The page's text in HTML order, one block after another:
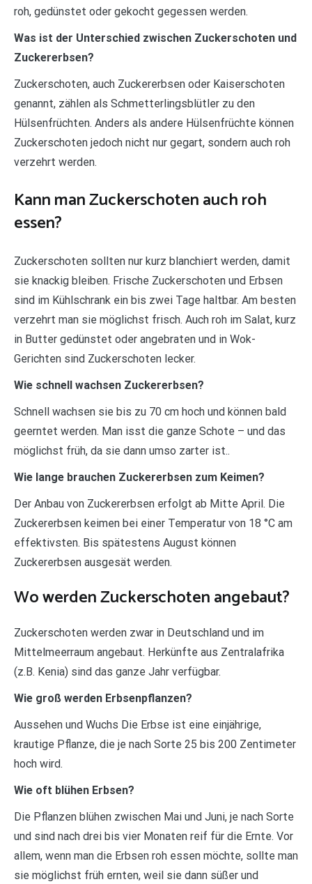
roh, gedünstet oder gekocht gegessen werden.
Was ist der Unterschied zwischen Zuckerschoten und
Zuckererbsen?
Zuckerschoten, auch Zuckererbsen oder Kaiserschoten
genannt, zählen als Schmetterlingsblütler zu den
Hülsenfrüchten. Anders als andere Hülsenfrüchte können
Zuckerschoten jedoch nicht nur gegart, sondern auch roh
verzehrt werden.
Kann man Zuckerschoten auch roh
essen?
Zuckerschoten sollten nur kurz blanchiert werden, damit
sie knackig bleiben. Frische Zuckerschoten und Erbsen
sind im Kühlschrank ein bis zwei Tage haltbar. Am besten
verzehrt man sie möglichst frisch. Auch roh im Salat, kurz
in Butter gedünstet oder angebraten und in Wok-
Gerichten sind Zuckerschoten lecker.
Wie schnell wachsen Zuckererbsen?
Schnell wachsen sie bis zu 70 cm hoch und können bald
geerntet werden. Man isst die ganze Schote – und das
möglichst früh, da sie dann umso zarter ist..
Wie lange brauchen Zuckererbsen zum Keimen?
Der Anbau von Zuckererbsen erfolgt ab Mitte April. Die
Zuckererbsen keimen bei einer Temperatur von 18 °C am
effektivsten. Bis spätestens August können
Zuckererbsen ausgesät werden.
Wo werden Zuckerschoten angebaut?
Zuckerschoten werden zwar in Deutschland und im
Mittelmeerraum angebaut. Herkünfte aus Zentralafrika
(z.B. Kenia) sind das ganze Jahr verfügbar.
Wie groß werden Erbsenpflanzen?
Aussehen und Wuchs Die Erbse ist eine einjährige,
krautige Pflanze, die je nach Sorte 25 bis 200 Zentimeter
hoch wird.
Wie oft blühen Erbsen?
Die Pflanzen blühen zwischen Mai und Juni, je nach Sorte
und sind nach drei bis vier Monaten reif für die Ernte. Vor
allem, wenn man die Erbsen roh essen möchte, sollte man
sie möglichst früh ernten, weil sie dann süßer und